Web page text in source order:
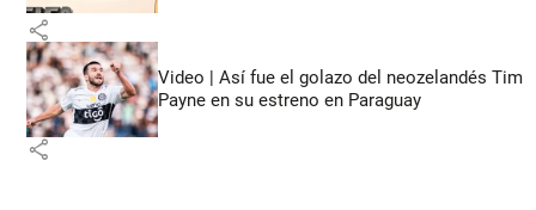
share
Video | Así fue el golazo del neozelandés Tim
Payne en su estreno en Paraguay
share